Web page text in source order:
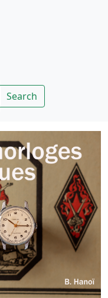
Rechercher
Search